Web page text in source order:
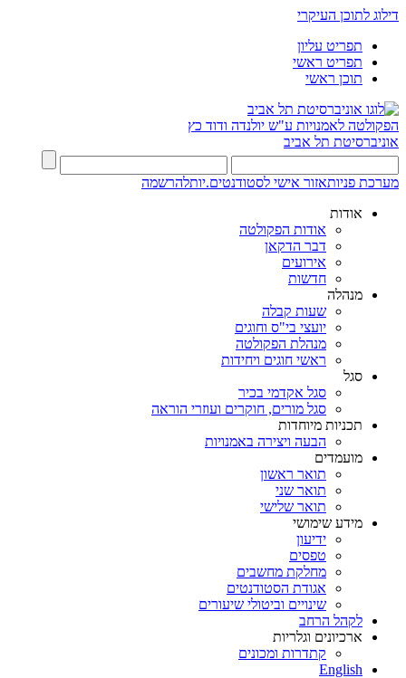
דילוג לתוכן העיקרי
תפריט עליון
תפריט ראשי
תוכן ראשי
הפקולטה לאמנויות ע"ש יולנדה ודוד כץ
אוניברסיטת תל אביב
מערכת פניותאזור אישי לסטודנטים.יותלהרשמה
אודות
אודות הפקולטה
דבר הדקאן
אירועים
חדשות
מנהלה
שעות קבלה
יועצי בי"ס וחוגים
מנהלת הפקולטה
ראשי חוגים ויחידות
סגל
סגל אקדמי בכיר
סגל מורים, חוקרים ועוזרי הוראה
תכניות מיוחדות
הבעה ויצירה באמנויות
מועמדים
תואר ראשון
תואר שני
תואר שלישי
מידע שימושי
ידיעון
טפסים
מחלקת מחשבים
אגודת הסטודנטים
שינויים וביטולי שיעורים
לקהל הרחב
ארכיונים וגלריות
קתדרות ומכונים
English